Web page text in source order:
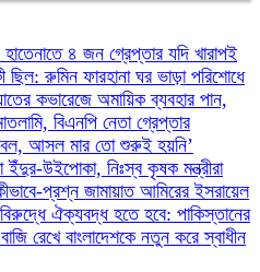
৪ জন গ্রেপ্তার যদি খারাপই
রুমিন ফারহানা ঘর ভাড়া পরিশোধে
কভারেজে অমায়িক ব্যবহার পান,
বিএনপি নেতা গ্রেপ্তার
আসল মার তো শুরুই হয়নি’
ইঁদুর-উইপোকা, নিঃস্ব কৃষক মন্ত্রীরা
প্রশ্ন জামায়াত আমিরেরইসরায়েল
ঐক্যবদ্ধ হতে হবে: পাকিস্তানের
রেখে বাংলাদেশকে নতুন করে স্বাধীন